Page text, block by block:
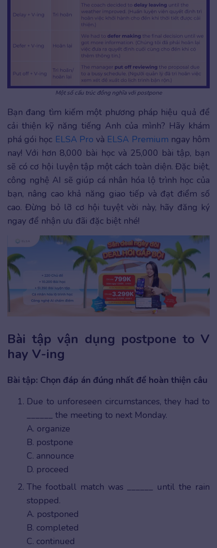
Một số cấu trúc đồng nghĩa với postpone
Bạn đang tìm kiếm một phương pháp hiệu quả để
cải thiện kỹ năng tiếng Anh của mình? Hãy khám
phá gói học ELSA Pro và ELSA Premium ngay hôm
nay! Với hơn 8,000 bài học và 25,000 bài tập, bạn
sẽ có cơ hội luyện tập một cách toàn diện. Đặc biệt,
công nghệ AI sẽ giúp cá nhân hóa lộ trình học của
bạn, nâng cao khả năng giao tiếp và đạt điểm số
cao. Đừng bỏ lỡ cơ hội tuyệt vời này, hãy đăng ký
ngay để nhận ưu đãi đặc biệt nhé!
Bài tập vận dụng postpone to V
hay V-ing
Bài tập: Chọn đáp án đúng nhất để hoàn thiện câu
Due to unforeseen circumstances, they had to
______ the meeting to next Monday.
A. organize
B. postpone
C. announce
D. proceed
The football match was ______ until the rain
stopped.
A. postponed
B. completed
C. continued